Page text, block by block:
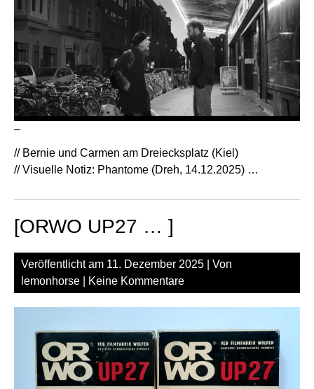
–
// Bernie und Carmen am Dreiecksplatz (Kiel)
// Visuelle Notiz: Phantome (Dreh, 14.12.2025) …
[ORWO UP27 … ]
Veröffentlicht am 11. Dezember 2025 | Von
lemonhorse
Keine Kommentare